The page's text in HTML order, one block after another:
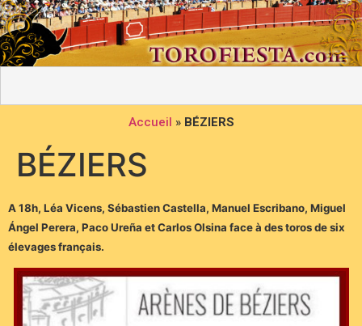
Accueil » BÉZIERS
BÉZIERS
A 18h, Léa Vicens, Sébastien Castella, Manuel Escribano, Miguel
Ángel Perera, Paco Ureña et Carlos Olsina face à des toros de six
élevages français.